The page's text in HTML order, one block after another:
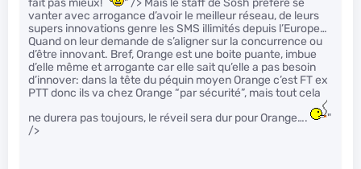
fait pas mieux!
" /> Mais le staff de Sosh préfère se
vanter avec arrogance d’avoir le meilleur réseau, de leurs
supers innovations genre les SMS illimités depuis l’Europe…
Quand on leur demande de s’aligner sur la concurrence ou
d’être innovant. Bref, Orange est une boite puante, imbue
d’elle même et arrogante car elle sait qu’elle a pas besoin
d’innover: dans la tête du péquin moyen Orange c’est FT ex
PTT donc ils va chez Orange “par sécurité”, mais tout cela
ne durera pas toujours, le réveil sera dur pour Orange….
"
/>